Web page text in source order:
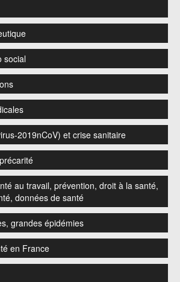
social
2019nCoV) et crise sanitaire
au travail, prévention, droit à la santé,
données de santé
grandes épidémies
en France